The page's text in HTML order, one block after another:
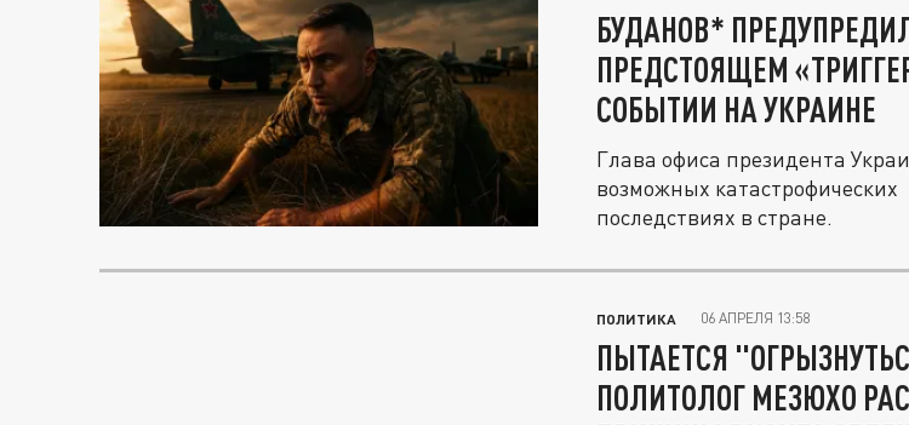
БУДАНОВ*
ПРЕДСТОЯЩЕМ
СОБЫТИИ НА УКРАИНЕ
Глава офиса президента
возможных катастрофических
последствиях в стране.
ПОЛИТИКА 06 АПРЕЛЯ 13:58
ПЫТАЕТСЯ
ПОЛИТОЛОГ МЕЗЮХО